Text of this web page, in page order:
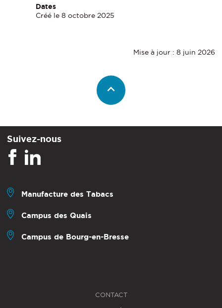
Dates
Créé le 8 octobre 2025
Mise à jour : 8 juin 2026
Suivez-nous
Manufacture des Tabacs
Campus des Quais
Campus de Bourg-en-Bresse
CONTACT